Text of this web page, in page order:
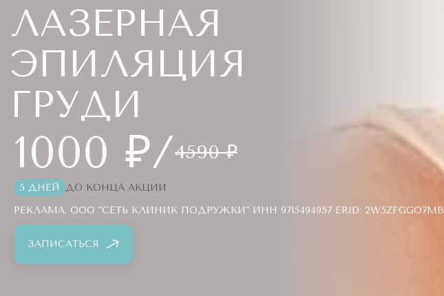
ЛАЗЕРНАЯ
ЭПИЛЯЦИЯ
ГРУДИ
1000 ₽/4590 ₽
5 ДНЕЙ
ДО КОНЦА АКЦИИ
РЕКЛАМА. ООО "СЕТЬ КЛИНИК ПОДРУЖКИ" ИНН 9715494957 ERID: 2W5ZFGGO7MB
ЗАПИСАТЬСЯ